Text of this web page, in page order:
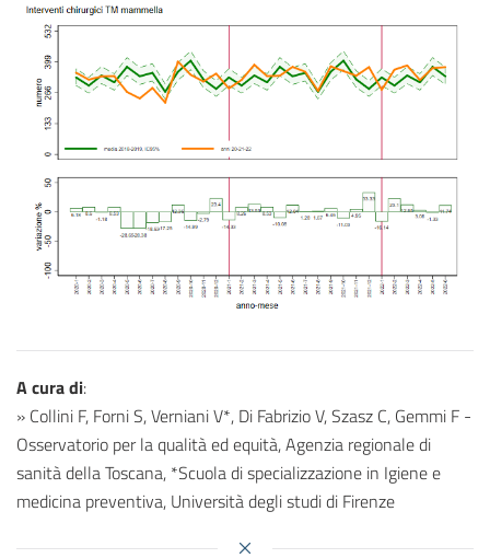
A cura di:
» Collini F, Forni S, Verniani V*, Di Fabrizio V, Szasz C, Gemmi F -
Osservatorio per la qualità ed equità, Agenzia regionale di
sanità della Toscana, *Scuola di specializzazione in Igiene e
medicina preventiva, Università degli studi di Firenze